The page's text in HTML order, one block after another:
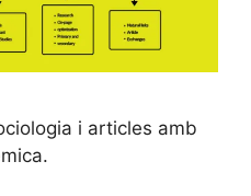
i articles amb